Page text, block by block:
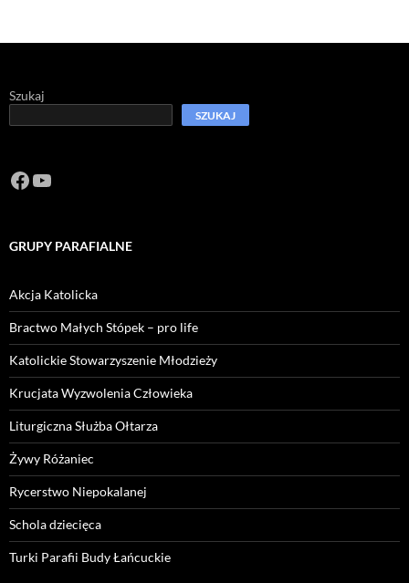
Szukaj
SZUKAJ
Facebook
https://www.youtube.com/channel/
GRUPY PARAFIALNE
Akcja Katolicka
Bractwo Małych Stópek – pro life
Katolickie Stowarzyszenie Młodzieży
Krucjata Wyzwolenia Człowieka
Liturgiczna Służba Ołtarza
Żywy Różaniec
Rycerstwo Niepokalanej
Schola dziecięca
Turki Parafii Budy Łańcuckie